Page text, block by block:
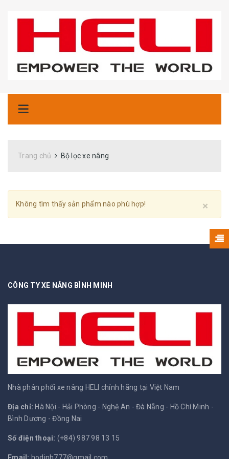
Trang chủ Bộ lọc xe nâng
×
Không tìm thấy sản phẩm nào phù hợp!
CÔNG TY XE NÂNG BÌNH MINH
Nhà phân phối xe nâng HELI chính hãng tại Việt Nam
Địa chỉ: Hà Nội - Hải Phòng - Nghệ An - Đà Nẵng - Hồ Chí Minh -
Bình Dương - Đồng Nai
Số điện thoại: (+84) 987 98 13 15